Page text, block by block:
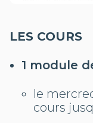
LES COURS
1 module
le
cours